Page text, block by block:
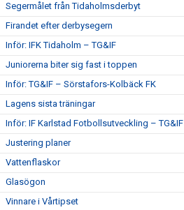
Segermålet från Tidaholmsderbyt
Firandet efter derbysegern
Inför: IFK Tidaholm – TG&IF
Juniorerna biter sig fast i toppen
Inför: TG&IF – Sörstafors-Kolbäck FK
Lagens sista träningar
Inför: IF Karlstad Fotbollsutveckling – TG&IF
Justering planer
Vattenflaskor
Glasögon
Vinnare i Vårtipset